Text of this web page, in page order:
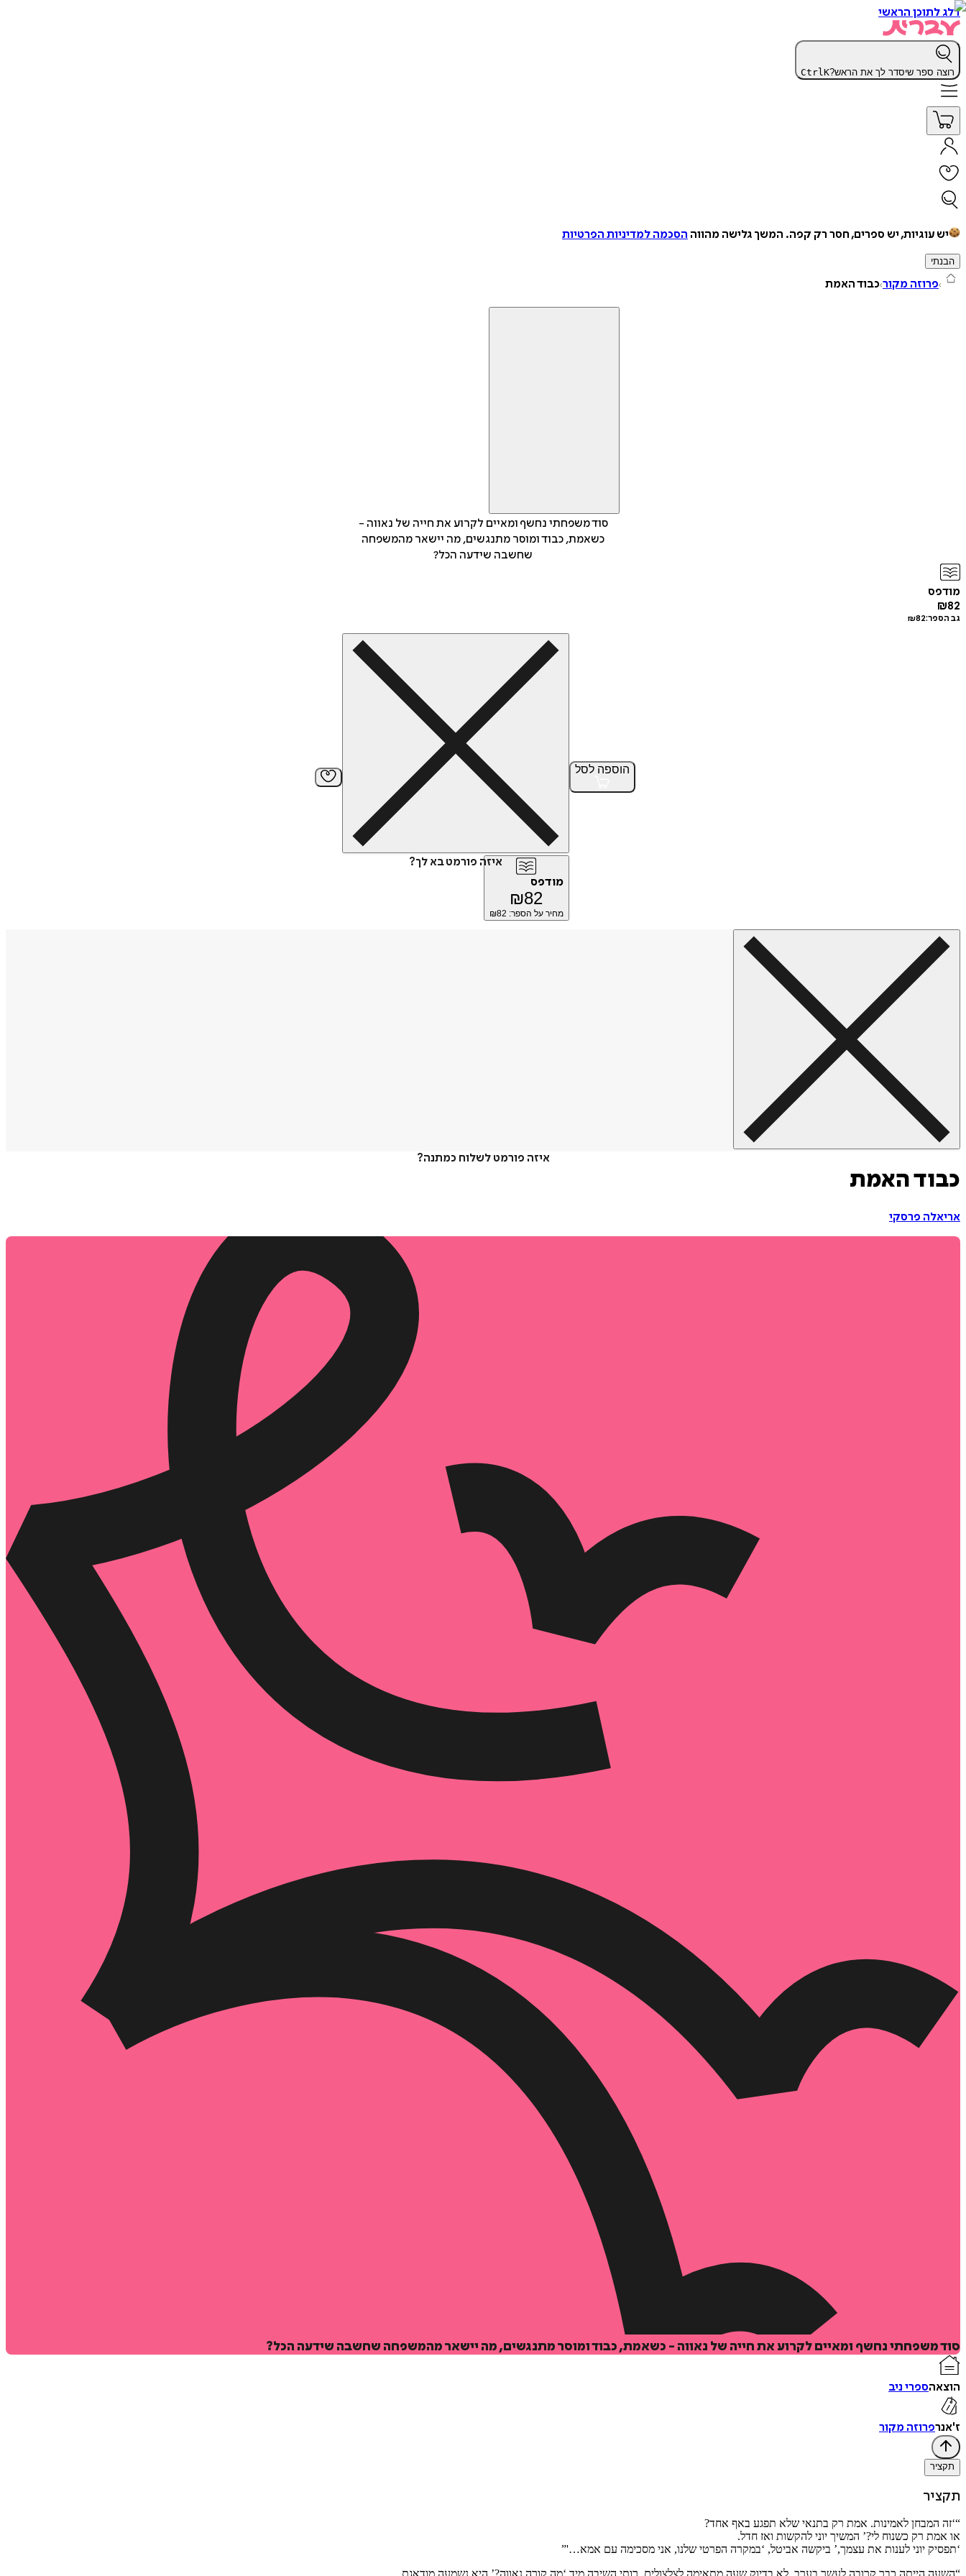
דלג לתוכן הראשי
רוצה ספר שיסדר לך את הראש? CtrlK
יש עוגיות, יש ספרים, חסר רק קפה. המשך גלישה מהווה הסכמה למדיניות הפרטיות
הבנתי
פרוזה מקור כבוד האמת
סוד משפחתי נחשף ומאיים לקרוע את חייה של נאווה -
כשאמת, כבוד ומוסר מתנגשים, מה יישאר מהמשפחה
שחשבה שידעה הכל?
מודפס
₪82
גב הספר: ₪82
הוספה לסל
איזה פורמט בא לך?
מודפס
₪82
מחיר על הספר: ₪ 82
איזה פורמט לשלוח כמתנה?
מודפס
כבוד האמת
אריאלה פרסקי
סוד משפחתי נחשף ומאיים לקרוע את חייה של נאווה - כשאמת, כבוד ומוסר מתנגשים, מה יישאר מהמשפחה שחשבה שידעה הכל?
הוצאהספרי ניב
ז'אנרפרוזה מקור
תקציר
תקציר
“‘זה המבחן לאמינות. אמת רק בתנאי שלא תפגע באף אחד?
או אמת רק כשנוח לי?’ המשיך יוני להקשות ואז חדל.
‘תפסיק יוני לענות את עצמך,’ ביקשה אביטל, ‘במקרה הפרטי שלנו, אני מסכימה עם אמא…'”
“השעה הייתה כבר קרובה לעשר בערב. לא בדיוק שעה מתאימה לצלצולים. רותי השיבה מיד ‘מה קורה נאווה?’ היא נשמעה מודאגת.